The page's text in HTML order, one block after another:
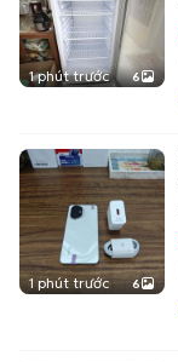
1 phút trước 6
1 phút trước 6